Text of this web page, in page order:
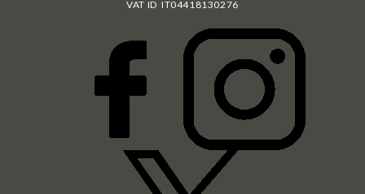
VAT ID IT04418130276